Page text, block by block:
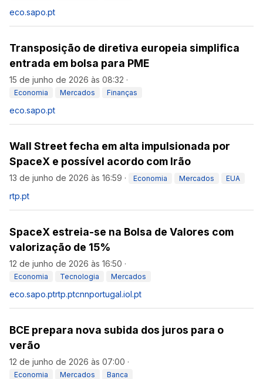
eco.sapo.pt
Transposição de diretiva europeia simplifica
entrada em bolsa para PME
15 de junho de 2026 às 08:32 ·
Economia Mercados Finanças
eco.sapo.pt
Wall Street fecha em alta impulsionada por
SpaceX e possível acordo com Irão
13 de junho de 2026 às 16:59 · Economia Mercados EUA
rtp.pt
SpaceX estreia-se na Bolsa de Valores com
valorização de 15%
12 de junho de 2026 às 16:50 ·
Economia Tecnologia Mercados
eco.sapo.ptrtp.ptcnnportugal.iol.pt
BCE prepara nova subida dos juros para o
verão
12 de junho de 2026 às 07:00 ·
Economia Mercados Banca